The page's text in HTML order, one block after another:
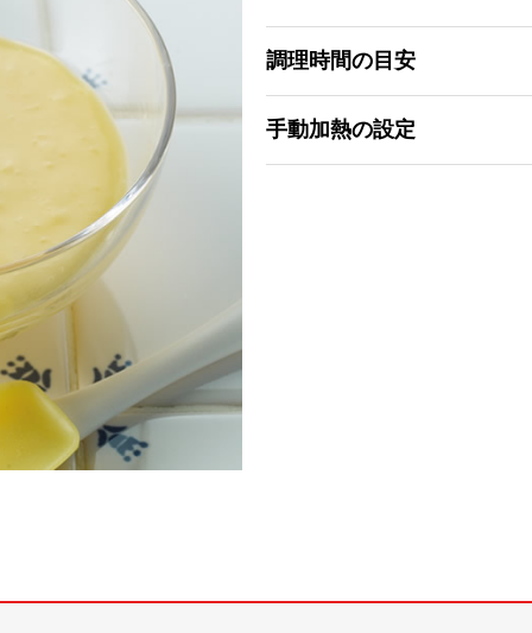
調理時間の目安
手動加熱の設定